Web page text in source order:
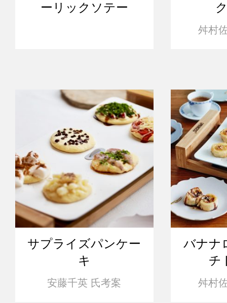
ーリックソテー
舛村
サプライズパンケー
キ
安藤千英 氏考案
バナナ
チ
舛村